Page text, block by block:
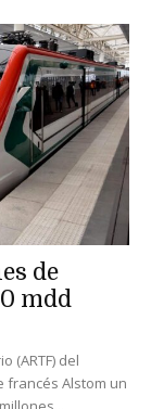
de
mdd
(ARTF) del
francés Alstom un